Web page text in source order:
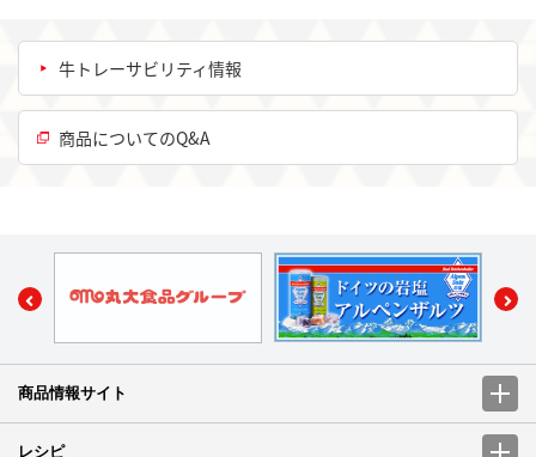
牛トレーサビリティ情報
商品についてのQ&A
商品情報サイト
レシピ